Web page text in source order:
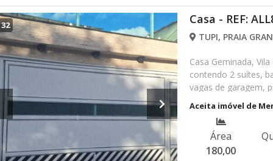
funcionalidade deste
FINANCIADO. IPTU:
O imóvel que você
32 Casa - REF:
TUPI, PRAIA
Casa Geminada,
contendo 2 suítes,
vagas de garagem,
casa fica proxima
crianças, fonte
já sua visita, com
Quer comprar casa
Aceita imóvel de
Área
180,00